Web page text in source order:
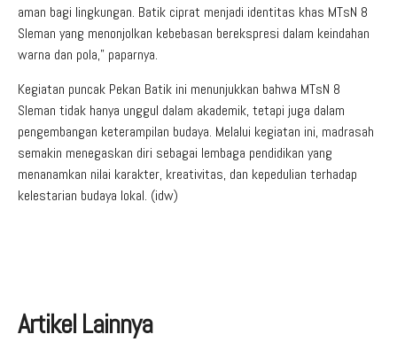
aman bagi lingkungan. Batik ciprat menjadi identitas khas MTsN 8
Sleman yang menonjolkan kebebasan berekspresi dalam keindahan
warna dan pola,” paparnya.
Kegiatan puncak Pekan Batik ini menunjukkan bahwa MTsN 8
Sleman tidak hanya unggul dalam akademik, tetapi juga dalam
pengembangan keterampilan budaya. Melalui kegiatan ini, madrasah
semakin menegaskan diri sebagai lembaga pendidikan yang
menanamkan nilai karakter, kreativitas, dan kepedulian terhadap
kelestarian budaya lokal. (idw)
Artikel Lainnya